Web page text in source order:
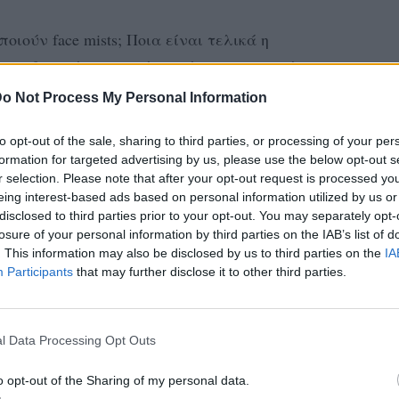
Not Process My Personal Information
opt-out of the sale, sharing to third parties, or processing of your
for targeted advertising by us, please use the below opt-out
selection. Please note that after your opt-out request is processed
interest-based ads based on personal information utilized by us
to third parties prior to your opt-out. You may separately
of your personal information by third parties on the IAB’s list of
This information may also be disclosed by us to third parties on the
Participants that may further disclose it to other third parties.
Data Processing Opt Outs
opt-out of the Sharing of my personal data.
face mists; Ποια είναι τελικά η
δοκιμάσει κι εσύ, ερχόμαστε αρχικά να
μικρή δόση δροσιάς με ένα φσσστ.
πολύ σημαντικές ιδιότητες που πρέπει
στην χρήση τους, παίζει η φόρμουλά τους,